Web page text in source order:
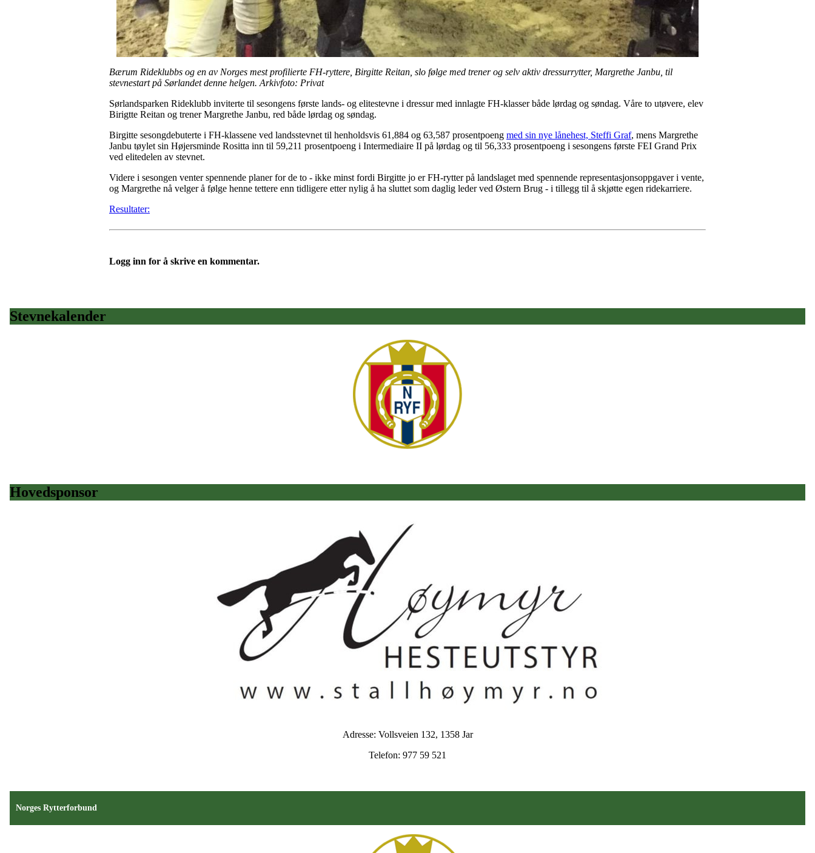
Bærum Rideklubbs og en av Norges mest profilierte FH-ryttere, Birgitte Reitan, slo følge med trener og selv aktiv dressurrytter, Margrethe Janbu, til
stevnestart på Sørlandet denne helgen. Arkivfoto: Privat
Sørlandsparken Rideklubb inviterte til sesongens første lands- og elitestevne i dressur med innlagte FH-klasser både lørdag og søndag. Våre to utøvere, elev
Birigtte Reitan og trener Margrethe Janbu, red både lørdag og søndag.
Birgitte sesongdebuterte i FH-klassene ved landsstevnet til henholdsvis 61,884 og 63,587 prosentpoeng med sin nye lånehest, Steffi Graf, mens Margrethe
Janbu tøylet sin Højersminde Rositta inn til 59,211 prosentpoeng i Intermediaire II på lørdag og til 56,333 prosentpoeng i sesongens første FEI Grand Prix
ved elitedelen av stevnet.
Videre i sesongen venter spennende planer for de to - ikke minst fordi Birgitte jo er FH-rytter på landslaget med spennende representasjonsoppgaver i vente,
og Margrethe nå velger å følge henne tettere enn tidligere etter nylig å ha sluttet som daglig leder ved Østern Brug - i tillegg til å skjøtte egen ridekarriere.
Resultater:
Logg inn for å skrive en kommentar.
Stevnekalender
Hovedsponsor
Adresse: Vollsveien 132, 1358 Jar
Telefon: 977 59 521
Norges Rytterforbund